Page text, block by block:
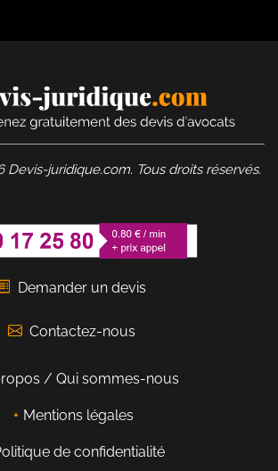
Devis-juridique.com. Tous droits réservés.
Demander un devis
Contactez-nous
/ Qui sommes-nous
Mentions légales
de confidentialité